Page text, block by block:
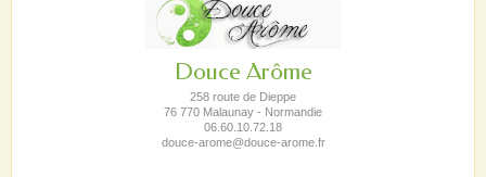
Douce Arôme
258 route de Dieppe
76 770 Malaunay - Normandie
06.60.10.72.18
douce-arome@douce-arome.fr